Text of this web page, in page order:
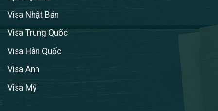
Visa Nhật Bản
Visa Trung Quốc
Visa Hàn Quốc
Visa Anh
Visa Mỹ